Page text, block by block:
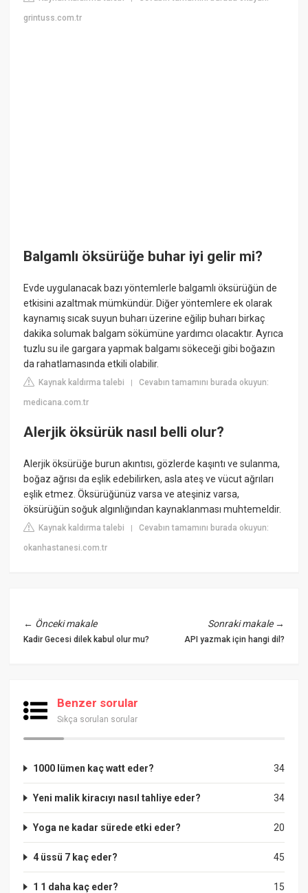
grintuss.com.tr
Balgamlı öksürüğe buhar iyi gelir mi?
Evde uygulanacak bazı yöntemlerle balgamlı öksürüğün de
etkisini azaltmak mümkündür. Diğer yöntemlere ek olarak
kaynamış sıcak suyun buharı üzerine eğilip buharı birkaç
dakika solumak balgam sökümüne yardımcı olacaktır. Ayrıca
tuzlu su ile gargara yapmak balgamı sökeceği gibi boğazın
da rahatlamasında etkili olabilir.
Kaynak kaldırma talebi |Cevabın tamamını burada okuyun:
medicana.com.tr
Alerjik öksürük nasıl belli olur?
Alerjik öksürüğe burun akıntısı, gözlerde kaşıntı ve sulanma,
boğaz ağrısı da eşlik edebilirken, asla ateş ve vücut ağrıları
eşlik etmez. Öksürüğünüz varsa ve ateşiniz varsa,
öksürüğün soğuk algınlığından kaynaklanması muhtemeldir.
Kaynak kaldırma talebi |Cevabın tamamını burada okuyun:
okanhastanesi.com.tr
← Önceki makale
Kadir Gecesi dilek kabul olur mu?
Sonraki makale→
API yazmak için hangi dil?
Benzer sorular
Sıkça sorulan sorular
34
1000 lümen kaç watt eder?
34
Yeni malik kiracıyı nasıl tahliye eder?
20
Yoga ne kadar sürede etki eder?
45
4 üssü 7 kaç eder?
15
1 1 daha kaç eder?